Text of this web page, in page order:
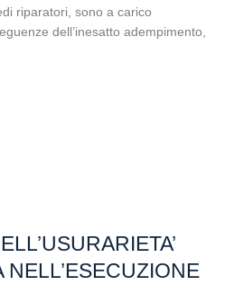
riparatori, sono a carico
dell’inesatto adempimento,
NELL’ESECUZIONE